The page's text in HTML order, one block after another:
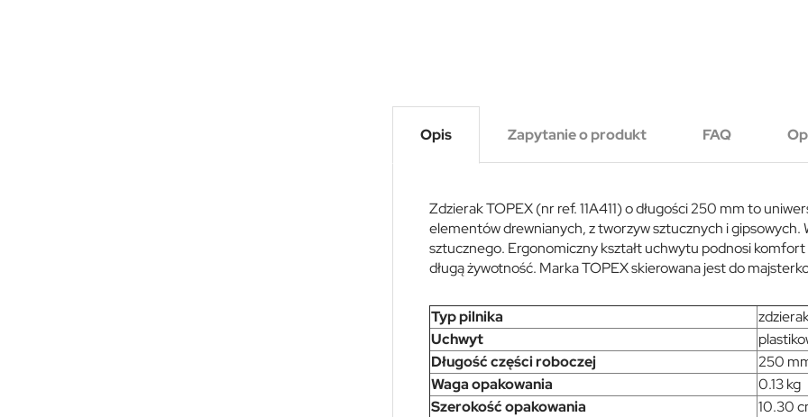
Opis Zapytanie o produkt FAQ
Zdzierak TOPEX (nr ref. 11A411) o długości 250 mm to
elementów drewnianych, z tworzyw sztucznych i gipsowych.
sztucznego. Ergonomiczny kształt uchwytu podnosi
długą żywotność. Marka TOPEX skierowana jest do
Typ pilnika
Uchwyt
Długość części roboczej
250
Waga opakowania
0.13 kg
Szerokość opakowania
10.30